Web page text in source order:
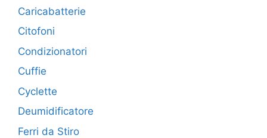
Caricabatterie
Citofoni
Condizionatori
Cuffie
Cyclette
Deumidificatore
Ferri da Stiro